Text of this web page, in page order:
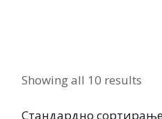
Showing all 10 results